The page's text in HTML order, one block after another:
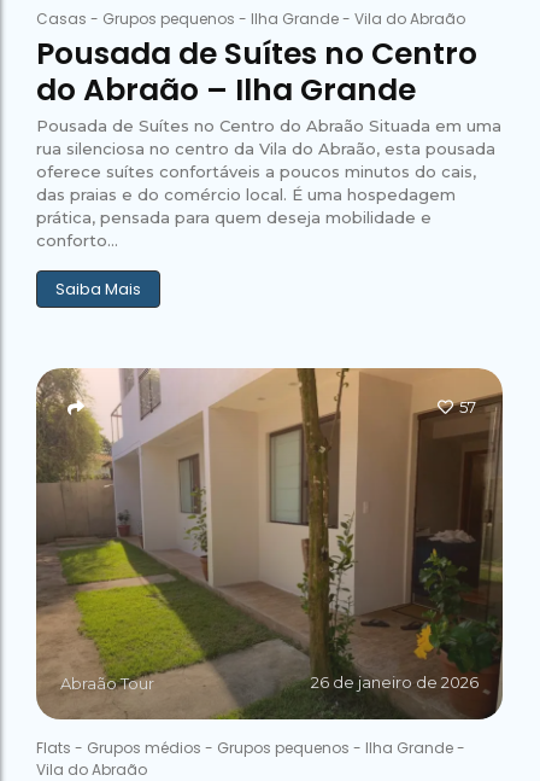
Casas - Grupos pequenos - Ilha Grande- Vila do Abraão
Pousada de Suítes no Centro
do Abraão – Ilha Grande
Pousada de Suítes no Centro do Abraão Situada em uma
rua silenciosa no centro da Vila do Abraão, esta pousada
oferece suítes confortáveis a poucos minutos do cais,
das praias e do comércio local. É uma hospedagem
prática, pensada para quem deseja mobilidade e
conforto...
Saiba Mais
Abraão Tour 26 de janeiro de 2026
57
Flats - Grupos médios - Grupos pequenos - Ilha Grande-
Vila do Abraão